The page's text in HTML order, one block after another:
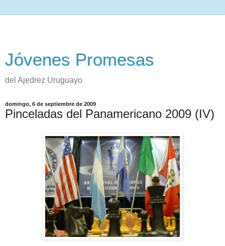
Jóvenes Promesas
del Ajedrez Uruguayo
domingo, 6 de septiembre de 2009
Pinceladas del Panamericano 2009 (IV)